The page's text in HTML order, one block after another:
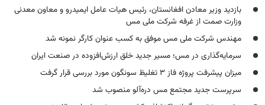
بازدید وزیر معادن افغانستان، رئیس هیات عامل ایمیدرو و معاون معدنی
وزارت صمت از غرفه شرکت ملی مس
مهندس شرکت ملی مس موفق به کسب عنوان کارگر نمونه شد
سرمایه‌گذاری در مس؛ مسیر جدید خلق ارزش‌افزوده در صنعت ایران
میزان پیشرفت پروژه فاز ۳ تغلیظ سونگون مورد بررسی قرار گرفت
سرپرست جدید مجتمع مس دره‌آلو منصوب شد